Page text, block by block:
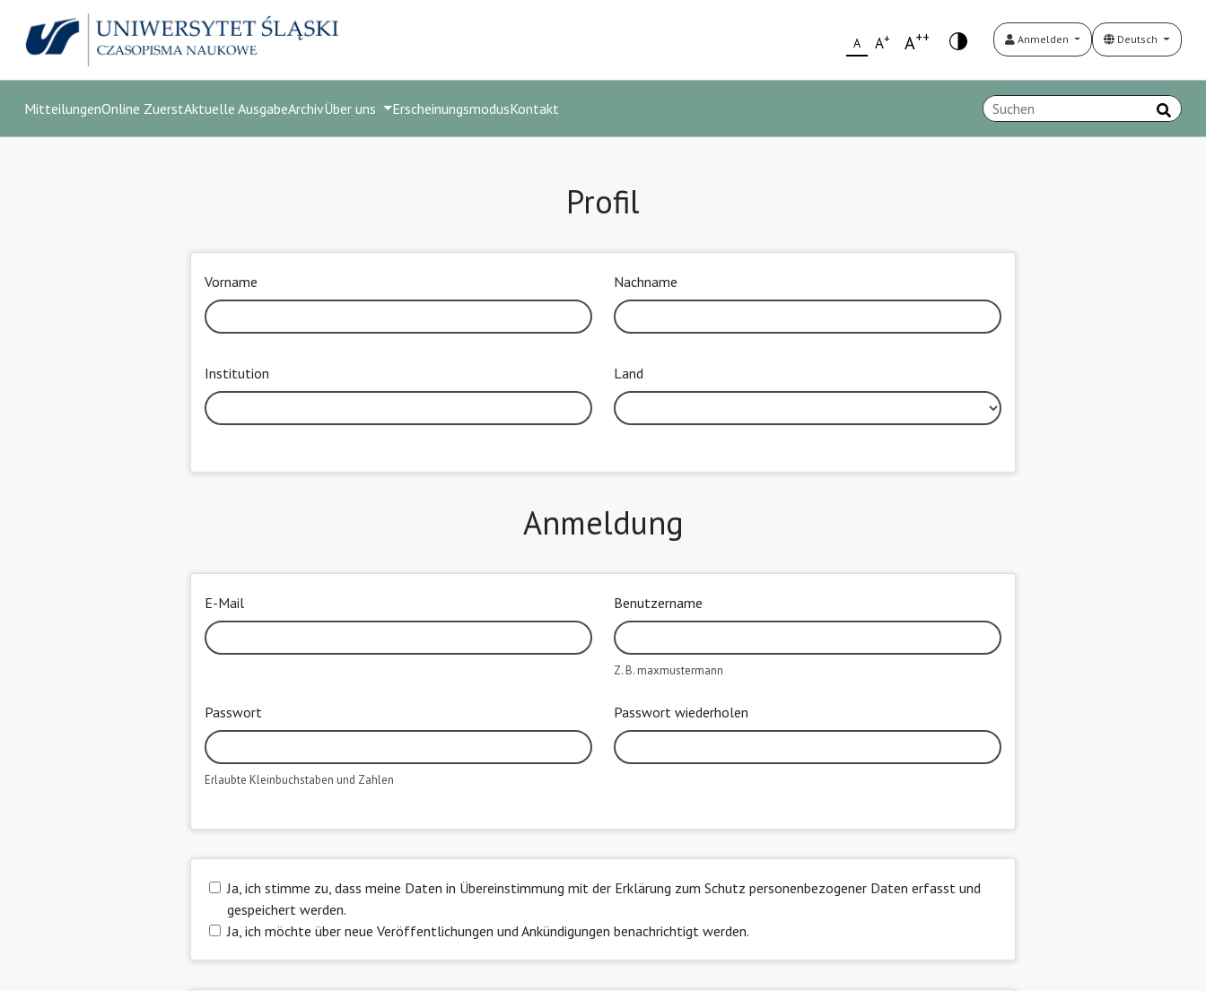
A A+ A++ Anmelden Deutsch
MitteilungenOnline ZuerstAktuelle AusgabeArchivÜber uns ErscheinungsmodusKontakt
Profil
Vorname Nachname
Institution Land
Anmeldung
E-Mail Benutzername
Z. B. maxmustermann
Passwort
Erlaubte Kleinbuchstaben und Zahlen
Passwort wiederholen
Ja, ich stimme zu, dass meine Daten in Übereinstimmung mit der Erklärung zum Schutz personenbezogener Daten erfasst und
gespeichert werden.
Ja, ich möchte über neue Veröffentlichungen und Ankündigungen benachrichtigt werden.